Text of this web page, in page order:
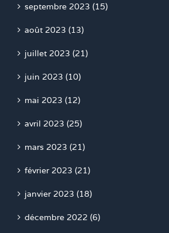
septembre 2023 (15)
août 2023 (13)
juillet 2023 (21)
juin 2023 (10)
mai 2023 (12)
avril 2023 (25)
mars 2023 (21)
février 2023 (21)
janvier 2023 (18)
décembre 2022 (6)